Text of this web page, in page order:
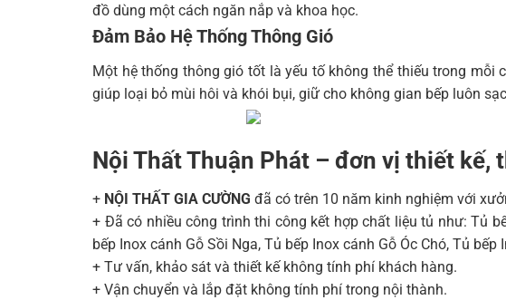
đồ dùng một cách ngăn nắp và khoa học.
Đảm Bảo Hệ Thống Thông Gió
Một hệ thống thông gió tốt là yếu tố không thể thiếu trong mỗi
giúp loại bỏ mùi hôi và khói bụi, giữ cho không gian bếp luôn
Nội Thất Thuận Phát – đơn vị thiết kế,
+ NỘI THẤT GIA CƯỜNG đã có trên 10 năm kinh nghiệm với
+ Đã có nhiều công trình thi công kết hợp chất liệu tủ như: Tủ
bếp Inox cánh Gỗ Sồi Nga, Tủ bếp Inox cánh Gỗ Óc Chó, Tủ bếp
+ Tư vấn, khảo sát và thiết kế không tính phí khách hàng.
+ Vận chuyển và lắp đặt không tính phí trong nội thành.